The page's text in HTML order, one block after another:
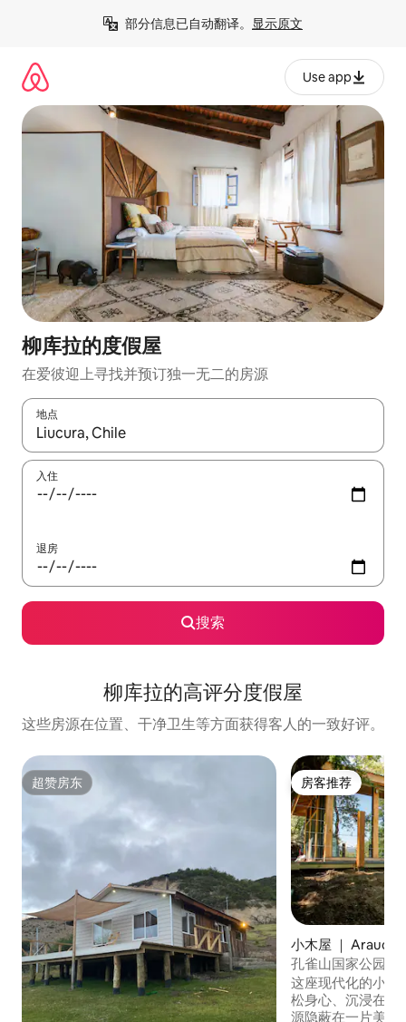
部分信息已自动翻译。 显示原文
Use app
柳库拉的度假屋
在爱彼迎上寻找并预订独一无二的房源
地点
如有搜索结果，请使用上下方向键查看，或通过点击或滑动手势
入住
退房
搜索
柳库拉的高评分度假屋
这些房源在位置、干净卫生等方面获得客人的一致好评。
超赞房东
超赞房东 房客推荐
房客推荐
小木屋 ｜
孔雀山国家公园
Chucao小屋，可
这座现代化的小木
松身心、沉浸在大
源隐蔽在一片美丽